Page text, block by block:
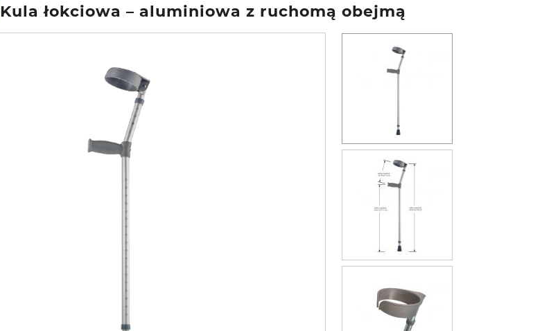
Kula łokciowa – aluminiowa z ruchomą obejmą